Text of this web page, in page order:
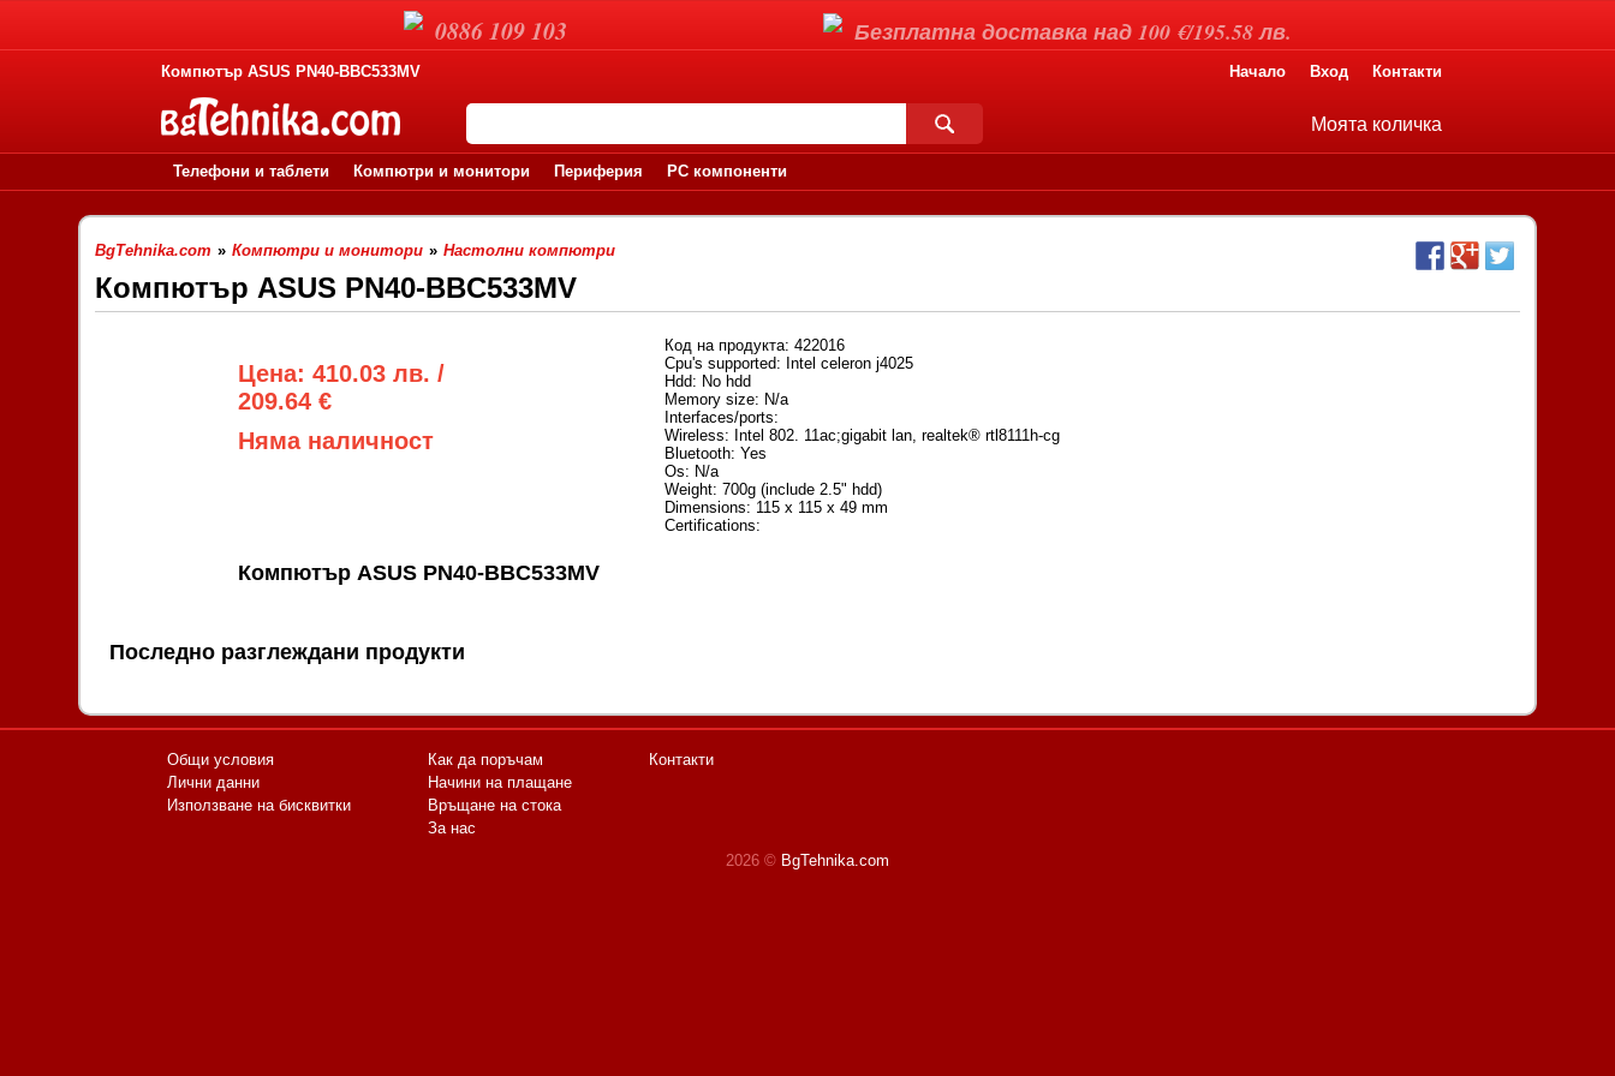
Компютър ASUS PN40-BBC533MV Начало Вход Контакти
Моята количка
Телефони и таблети Компютри и монитори Периферия PC компоненти
BgTehnika.com » Компютри и монитори » Настолни компютри
Компютър ASUS PN40-BBC533MV
Цена: 410.03 лв. /
209.64 €
Няма наличност
Код на продукта: 422016
Cpu's supported: Intel celeron j4025
Hdd: No hdd
Memory size: N/a
Interfaces/ports:
Wireless: Intel 802. 11ac;gigabit lan, realtek® rtl8111h-cg
Bluetooth: Yes
Os: N/a
Weight: 700g (include 2.5" hdd)
Dimensions: 115 x 115 x 49 mm
Certifications:
Компютър ASUS PN40-BBC533MV
Последно разглеждани продукти
0886 109 103 Безплатна доставка над 100 €/195.58 лв.
Общи условия
Лични данни
Използване на бисквитки
Как да поръчам
Начини на плащане
Връщане на стока
За нас
Контакти
2026 © BgTehnika.com